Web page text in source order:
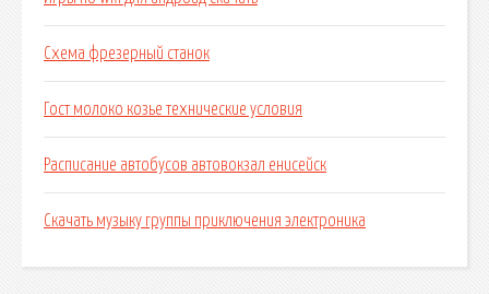
Схема фрезерный станок
Гост молоко козье технические условия
Расписание автобусов автовокзал енисейск
Скачать музыку группы приключения электроника